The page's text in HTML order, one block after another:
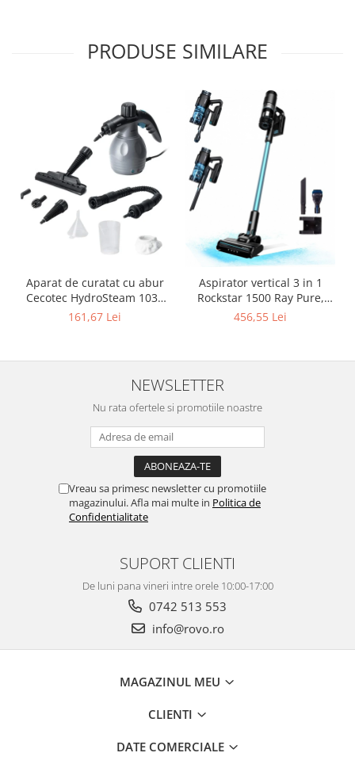
PRODUSE SIMILARE
Aparat de curatat cu abur
Cecotec HydroSteam 1030
Active, presiune maxima 3
161,67 Lei
Aspirator vertical 3 in 1
Rockstar 1500 Ray Pure,
Putere 215W, 25.2V Li-Ion,
456,55 Lei
NEWSLETTER
Nu rata ofertele si promotiile noastre
Vreau sa primesc newsletter cu promotiile
magazinului. Afla mai multe in Politica de
Confidentialitate
SUPORT CLIENTI
De luni pana vineri intre orele 10:00-17:00
0742 513 553
info@rovo.ro
MAGAZINUL MEU
CLIENTI
DATE COMERCIALE